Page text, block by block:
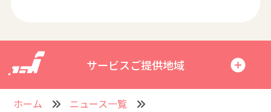
サービスご提供地域
ホーム
ニュース一覧